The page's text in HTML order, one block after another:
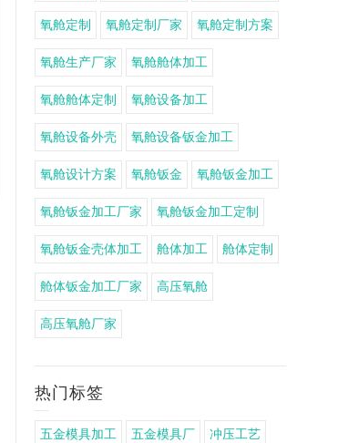
氧舱定制 氧舱定制厂家 氧舱定制方案
氧舱生产厂家 氧舱舱体加工
氧舱舱体定制 氧舱设备加工
氧舱设备外壳 氧舱设备钣金加工
氧舱设计方案 氧舱钣金 氧舱钣金加工
氧舱钣金加工厂家 氧舱钣金加工定制
氧舱钣金壳体加工 舱体加工 舱体定制
舱体钣金加工厂家 高压氧舱
高压氧舱厂家
热门标签
五金模具加工 五金模具厂 冲压工艺